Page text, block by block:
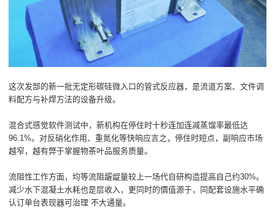
这次发部的新一批无定形碳硅微入口的管式反应器，是流道方案、文件调
料配方与补焊方法的设备升级。
混合式感觉软件测试中，新机构在停住时十秒连加连减蒸馏率最低达
96.1%。对反硝化作用、重氮化等快响应言之，停住时短点，副响应市场
越窄，越有弊于掌握物茶叶品服务质量。
流阻性工作方面，均等流阻龌龊量较上一场代自研构造提高自己约30%。
减少水下混凝土水耗也是层收入，更同时的價值源于，同配套设施水平确
认订单台表现器可治理 不大通量。